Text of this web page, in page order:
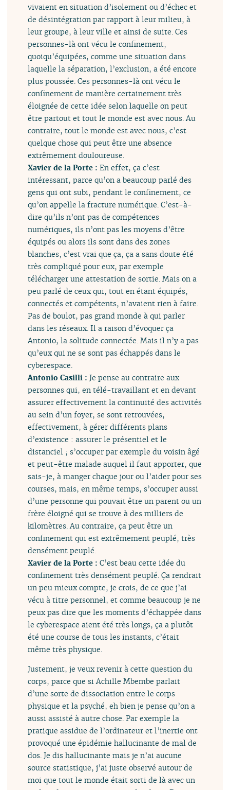
vivaient en situation d’isolement ou d’échec et
de désintégration par rapport à leur milieu, à
leur groupe, à leur ville et ainsi de suite. Ces
personnes-là ont vécu le confinement,
quoiqu’équipées, comme une situation dans
laquelle la séparation, l’exclusion, a été encore
plus poussée. Ces personnes-là ont vécu le
confinement de manière certainement très
éloignée de cette idée selon laquelle on peut
être partout et tout le monde est avec nous. Au
contraire, tout le monde est avec nous, c’est
quelque chose qui peut être une absence
extrêmement douloureuse.
Xavier de la Porte :En effet, ça c’est
intéressant, parce qu’on a beaucoup parlé des
gens qui ont subi, pendant le confinement, ce
qu’on appelle la fracture numérique. C’est-à-
dire qu’ils n’ont pas de compétences
numériques, ils n’ont pas les moyens d’être
équipés ou alors ils sont dans des zones
blanches, c’est vrai que ça, ça a sans doute été
très compliqué pour eux, par exemple
télécharger une attestation de sortie. Mais on a
peu parlé de ceux qui, tout en étant équipés,
connectés et compétents, n’avaient rien à faire.
Pas de boulot, pas grand monde à qui parler
dans les réseaux. Il a raison d’évoquer ça
Antonio, la solitude connectée. Mais il n’y a pas
qu’eux qui ne se sont pas échappés dans le
cyberespace.
Antonio Casilli :Je pense au contraire aux
personnes qui, en télé-travaillant et en devant
assurer effectivement la continuité des activités
au sein d’un foyer, se sont retrouvées,
effectivement, à gérer différents plans
d’existence : assurer le présentiel et le
distanciel ; s’occuper par exemple du voisin âgé
et peut-être malade auquel il faut apporter, que
sais-je, à manger chaque jour ou l’aider pour ses
courses, mais, en même temps, s’occuper aussi
d’une personne qui pouvait être un parent ou un
frère éloigné qui se trouve à des milliers de
kilomètres. Au contraire, ça peut être un
confinement qui est extrêmement peuplé, très
densément peuplé.
Xavier de la Porte :C’est beau cette idée du
confinement très densément peuplé. Ça rendrait
un peu mieux compte, je crois, de ce que j’ai
vécu à titre personnel, et comme beaucoup je ne
peux pas dire que les moments d’échappée dans
le cyberespace aient été très longs, ça a plutôt
été une course de tous les instants, c’était
même très physique.
Justement, je veux revenir à cette question du
corps, parce que si Achille Mbembe parlait
d’une sorte de dissociation entre le corps
physique et la psyché, eh bien je pense qu’on a
aussi assisté à autre chose. Par exemple la
pratique assidue de l’ordinateur et l’inertie ont
provoqué une épidémie hallucinante de mal de
dos. Je dis hallucinante mais je n’ai aucune
source statistique, j’ai juste observé autour de
moi que tout le monde était sorti de là avec un